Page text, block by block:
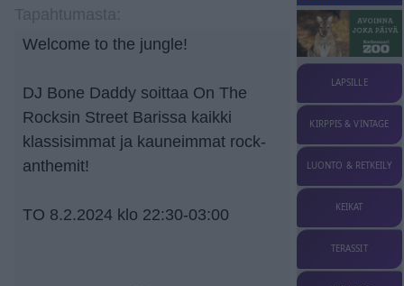
Welcome to the jungle!
DJ Bone Daddy soittaa On The
Rocksin Street Barissa kaikki
klassisimmat ja kauneimmat rock-
anthemit!
TO 8.2.2024 klo 22:30-03:00
LAPSILLE
KIRPPIS & VINTAGE
LUONTO & RETKEILY
KEIKAT
TERASSIT